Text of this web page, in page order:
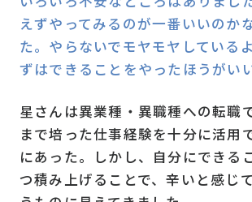
えずやってみるのが一番いいのか
た。やらないでモヤモヤしている
ずはできることをやったほうがいい
星さんは異業種・異職種への転職
まで培った仕事経験を十分に活用
にあった。しかし、自分にできる
つ積み上げることで、辛いと感じ